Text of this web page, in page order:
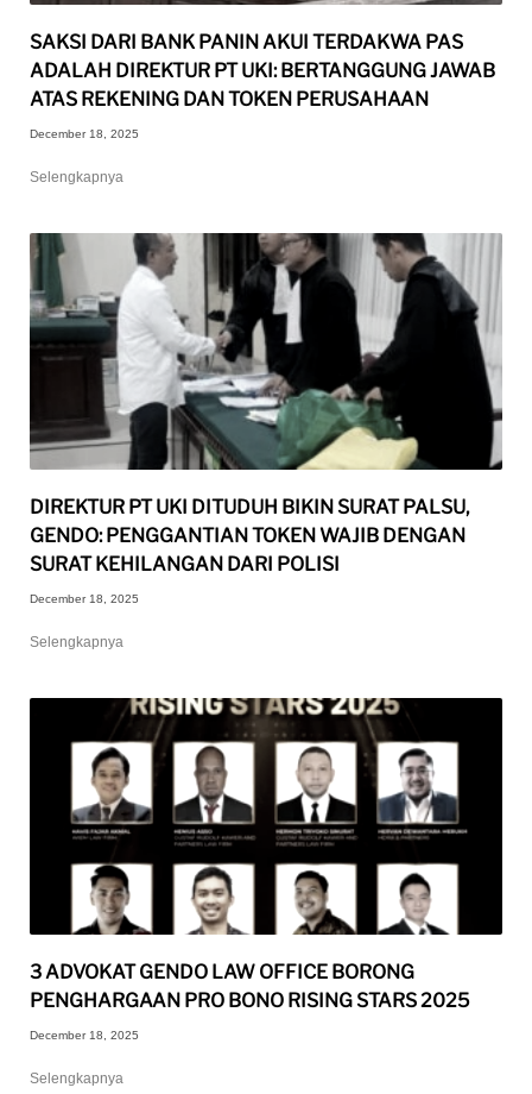
SAKSI DARI BANK PANIN AKUI TERDAKWA PAS
ADALAH DIREKTUR PT UKI: BERTANGGUNG JAWAB
ATAS REKENING DAN TOKEN PERUSAHAAN
December 18, 2025
Selengkapnya
DIREKTUR PT UKI DITUDUH BIKIN SURAT PALSU,
GENDO: PENGGANTIAN TOKEN WAJIB DENGAN
SURAT KEHILANGAN DARI POLISI
December 18, 2025
Selengkapnya
3 ADVOKAT GENDO LAW OFFICE BORONG
PENGHARGAAN PRO BONO RISING STARS 2025
December 18, 2025
Selengkapnya